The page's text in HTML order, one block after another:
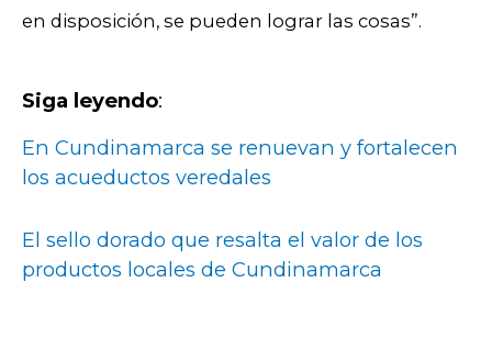
en disposición, se pueden lograr las cosas”.
Siga leyendo:
En Cundinamarca se renuevan y fortalecen
los acueductos veredales
El sello dorado que resalta el valor de los
productos locales de Cundinamarca